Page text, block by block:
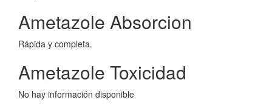
Ametazole Absorcion
Rápida y completa.
Ametazole Toxicidad
No hay información disponible